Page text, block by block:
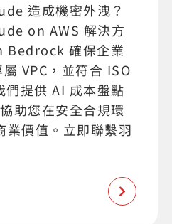
造成機密外洩？
on AWS 解決方
Bedrock 確保企業
VPC，並符合 ISO
們提供 AI 成本盤點
助您在安全合規環
業價值。立即聯繫羽